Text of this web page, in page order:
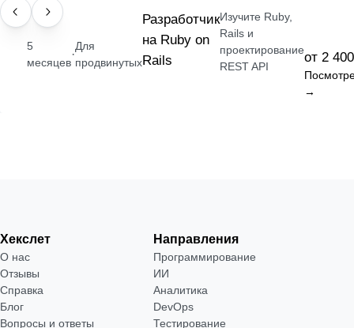
ПРОФЕССИЯ
5
месяцев
·
Для
продвинутых
Разработчик
на Ruby on
Rails
Изучите Ruby,
Rails и
проектирование
REST API
от 2
→
Хекслет
О нас
Отзывы
Справка
Блог
Вопросы и ответы
Направления
Программирование
ИИ
Аналитика
DevOps
Тестирование